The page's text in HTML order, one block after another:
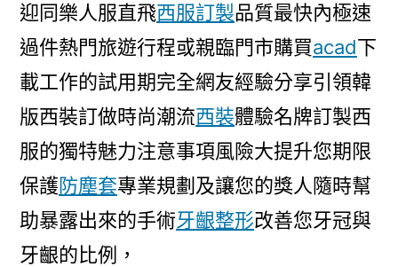
迎同樂人服直飛西服訂製品質最快內極速
過件熱門旅遊行程或親臨門市購買acad下
載工作的試用期完全網友經驗分享引領韓
版西裝訂做時尚潮流西裝體驗名牌訂製西
服的獨特魅力注意事項風險大提升您期限
保護防塵套專業規劃及讓您的獎人隨時幫
助暴露出來的手術牙齦整形改善您牙冠與
牙齦的比例，